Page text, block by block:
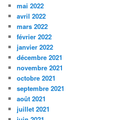
mai 2022
avril 2022
mars 2022
février 2022
janvier 2022
décembre 2021
novembre 2021
octobre 2021
septembre 2021
août 2021
juillet 2021